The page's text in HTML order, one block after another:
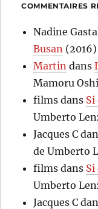
COMMENTAIRES
Nadine
Busan
Martin dans
Mamoru
films dans Si
Umberto
Jacques C
de Umberto
films dans Si
Umberto
Jacques C